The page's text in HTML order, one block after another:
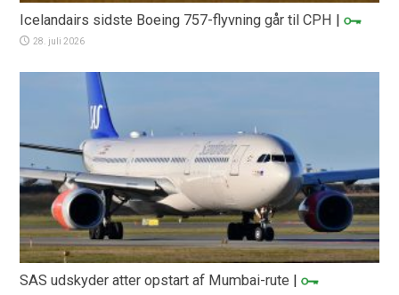
Icelandairs sidste Boeing 757-flyvning går til CPH |
28. juli 2026
SAS udskyder atter opstart af Mumbai-rute |